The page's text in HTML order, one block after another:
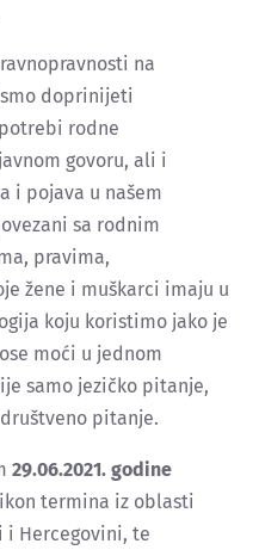
na
doprinijeti
rodne
govoru, ali i
i pojava u našem
sa rodnim
pravima,
žene i muškarci imaju u
koju koristimo jako je
moći u jednom
samo jezičko pitanje,
pitanje.
29.06.2021. godine
termina iz oblasti
i Hercegovini, te